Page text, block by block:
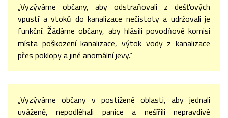
„Vyzýváme občany, aby odstraňovali z dešťových
vpustí a vtoků do kanalizace nečistoty a udržovali je
funkční. Žádáme občany, aby hlásili povodňové komisi
místa poškození kanalizace, výtok vody z kanalizace
přes poklopy a jiné anomální jevy.“
„Vyzýváme občany v postižené oblasti, aby jednali
uváženě, nepodléhali panice a nešířili nepravdivé